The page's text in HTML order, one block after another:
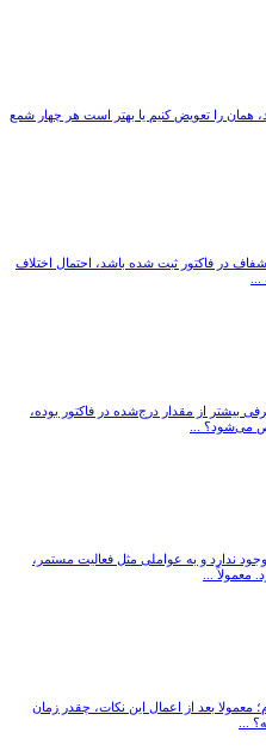
را تعویض کنیم یا بهتر است هر چهار شمع
در فاکتور ثبت شده باشد، احتمال اختلاف
...
از مقدار درج‌شده در فاکتور بوده،
می‌شود؟ ...
ندارد و به عواملی مثل فعالیت مستمر،
معمولاً ...
بعد از اعمال این نکات، چقدر زمان
...